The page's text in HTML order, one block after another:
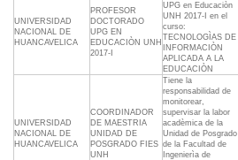
UNIVERSIDAD
NACIONAL DE
HUANCAVELICA
PROFESOR
DOCTORADO
UPG EN
EDUCACIÒN UNH
2017-I
UPG en Educaciòn
UNH 2017-I en el
curso:
TECNOLOGÌAS DE
INFORMACIÒN
APLICADA A LA
EDUCACIÒN
UNIVERSIDAD
NACIONAL DE
HUANCAVELICA
COORDINADOR
DE MAESTRIA
UNIDAD DE
POSGRADO FIES
UNH
Tiene la
responsabilidad de
monitorear,
supervisar la labor
acadèmica de la
Unidad de Posgrado
de la Facultad de
Ingenierìa de